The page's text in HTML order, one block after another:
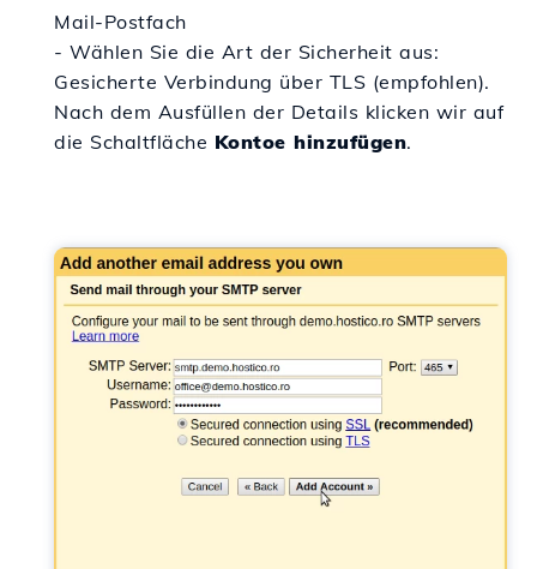
Mail-Postfach
- Wählen Sie die Art der Sicherheit aus:
Gesicherte Verbindung über TLS (empfohlen).
Nach dem Ausfüllen der Details klicken wir auf
die Schaltfläche Kontoe hinzufügen.